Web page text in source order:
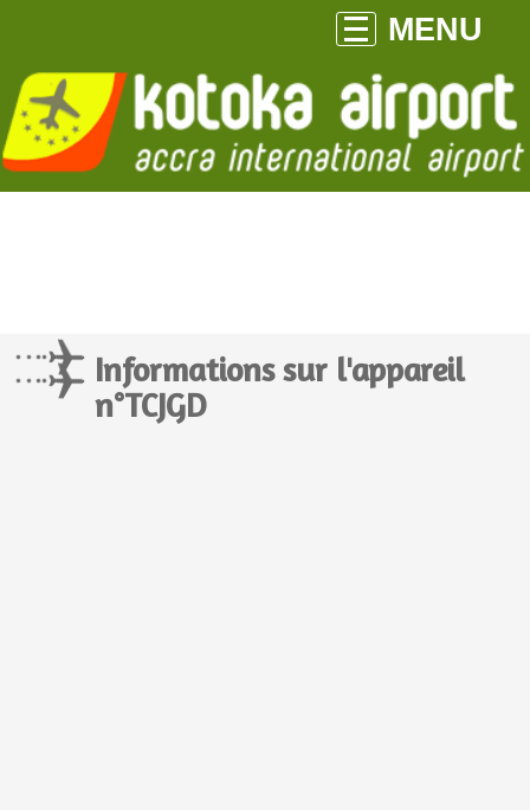
MENU
Informations sur l'appareil
n°TCJGD